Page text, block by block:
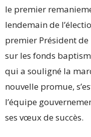
le premier
lendemain de
premier Président
sur les fonds
qui a souligné la
nouvelle promue,
l’équipe
ses vœux de succès.